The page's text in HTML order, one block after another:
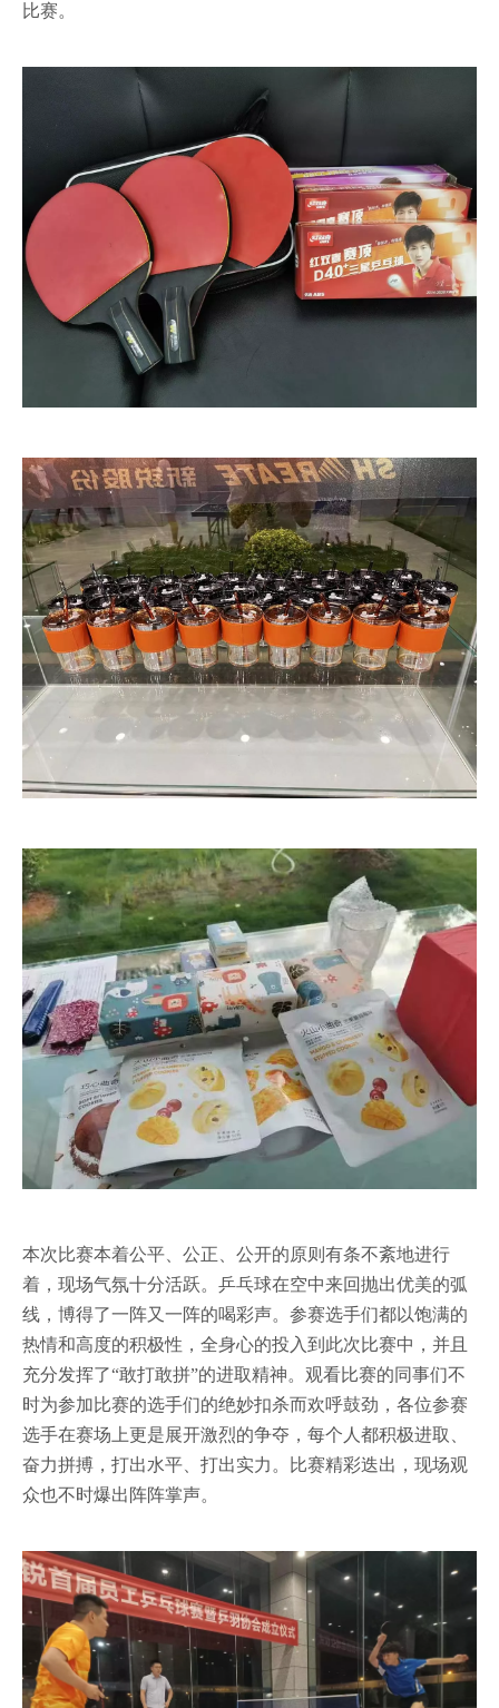
比赛。
本次比赛本着公平、公正、公开的原则有条不紊地进行
着，现场气氛十分活跃。乒乓球在空中来回抛出优美的弧
线，博得了一阵又一阵的喝彩声。参赛选手们都以饱满的
热情和高度的积极性，全身心的投入到此次比赛中，并且
充分发挥了“敢打敢拼”的进取精神。观看比赛的同事们不
时为参加比赛的选手们的绝妙扣杀而欢呼鼓劲，各位参赛
选手在赛场上更是展开激烈的争夺，每个人都积极进取、
奋力拼搏，打出水平、打出实力。比赛精彩迭出，现场观
众也不时爆出阵阵掌声。